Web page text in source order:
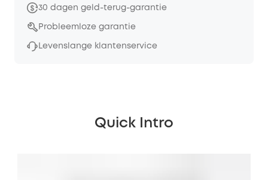
30 dagen geld-terug-garantie
Probleemloze garantie
Levenslange klantenservice
Quick Intro